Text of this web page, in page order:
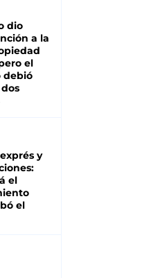
dio
a la
el
debió
y
el
el